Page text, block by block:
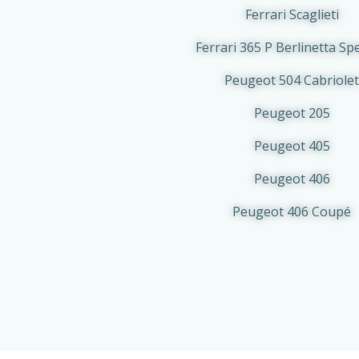
Ferrari Scaglieti
Ferrari 365 P Berlinetta
Peugeot 504 Cabriolet
Peugeot 205
Peugeot 405
Peugeot 406
Peugeot 406 Coupé